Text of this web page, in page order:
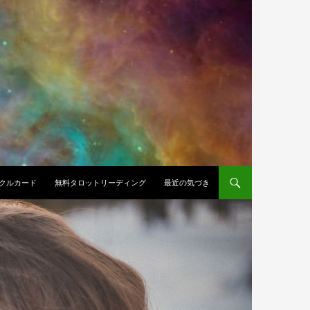
ルカード 無料タロットリーディング 最近の気づき